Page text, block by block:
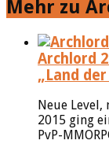
Mehr zu
Archlord
„Land
Neue Level,
2015 ging
PvP-